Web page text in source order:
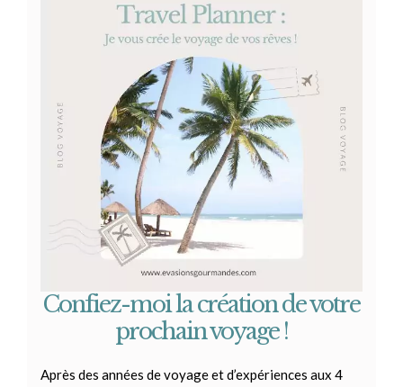
Confiez-moi la création de votre
prochain voyage !
Après des années de voyage et d’expériences aux 4